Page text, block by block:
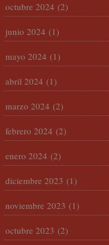
octubre 2024 (2)
junio 2024 (1)
mayo 2024 (1)
abril 2024 (1)
marzo 2024 (2)
febrero 2024 (2)
enero 2024 (2)
diciembre 2023 (1)
noviembre 2023 (1)
octubre 2023 (2)